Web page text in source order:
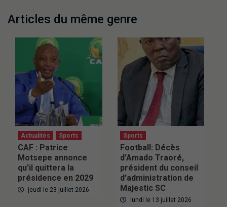
Articles du même genre
Actualités Sports
CAF : Patrice
Motsepe annonce
qu’il quittera la
présidence en 2029
jeudi le 23 juillet 2026
Sports
Football: Décès
d’Amado Traoré,
président du conseil
d’administration de
Majestic SC
lundi le 13 juillet 2026